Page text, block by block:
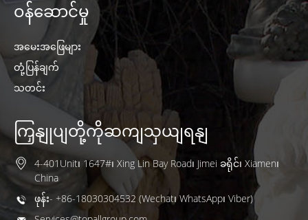
ဝန်ဆောင်မှု
အမေးအဖြေများ
တုံ့ပြန်ချက်
သတင်း
ကြှနျုပျတို့ကိုဆကျသှယျရနျ
4-401Unit၊ 1647#၊ Xing Lin Bay Road၊ Jimei ခရိုင်၊ Xiamen၊
China
ဖုန်း- +86-18030304532 (Wechat၊ WhatsApp၊ Viber)